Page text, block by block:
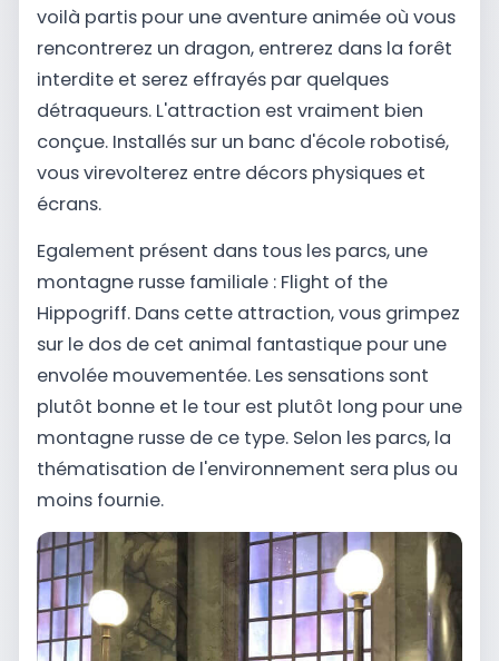
voilà partis pour une aventure animée où vous
rencontrerez un dragon, entrerez dans la forêt
interdite et serez effrayés par quelques
détraqueurs. L'attraction est vraiment bien
conçue. Installés sur un banc d'école robotisé,
vous virevolterez entre décors physiques et
écrans.
Egalement présent dans tous les parcs, une
montagne russe familiale : Flight of the
Hippogriff. Dans cette attraction, vous grimpez
sur le dos de cet animal fantastique pour une
envolée mouvementée. Les sensations sont
plutôt bonne et le tour est plutôt long pour une
montagne russe de ce type. Selon les parcs, la
thématisation de l'environnement sera plus ou
moins fournie.